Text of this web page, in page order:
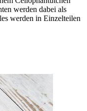
werden dabei als
werden in Einzelteilen